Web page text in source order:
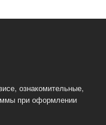
ознакомительные,
при оформлении